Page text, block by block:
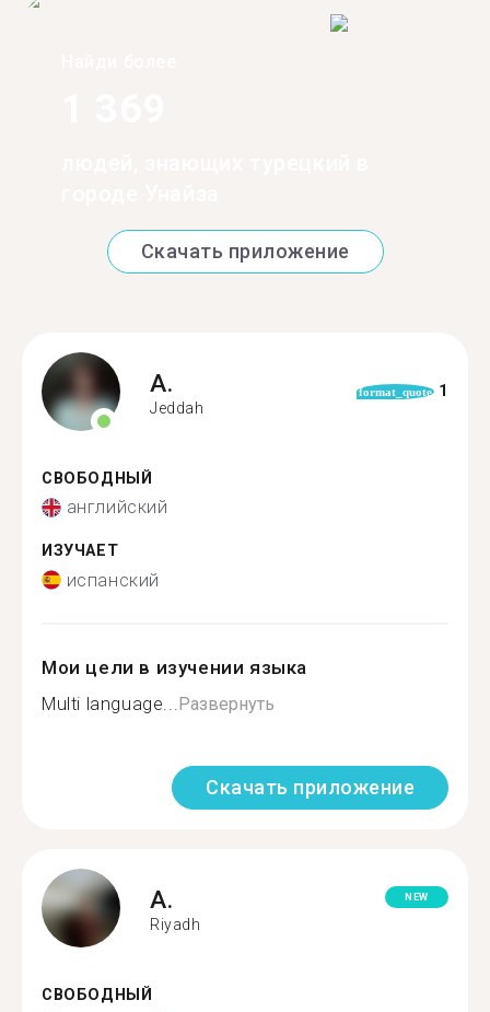
Скачать приложение
A.
Jeddah
format_quote 1
СВОБОДНЫЙ
английский
ИЗУЧАЕТ
испанский
Мои цели в изучении языка
Multi language... Развернуть
Скачать приложение
A.
Riyadh
NEW
СВОБОДНЫЙ